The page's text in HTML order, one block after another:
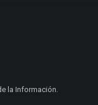
la Información.